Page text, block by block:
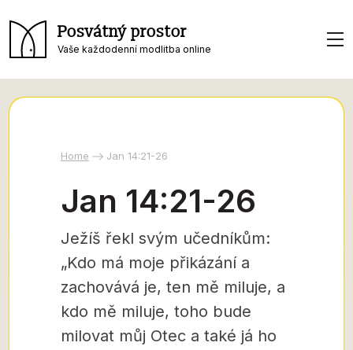
Posvátný prostor
Vaše každodenní modlitba online
Home Jan 14:21-26
Jan 14:21-26
Ježíš řekl svým učedníkům:
„Kdo má moje přikázání a
zachovává je, ten mě miluje, a
kdo mě miluje, toho bude
milovat můj Otec a také já ho